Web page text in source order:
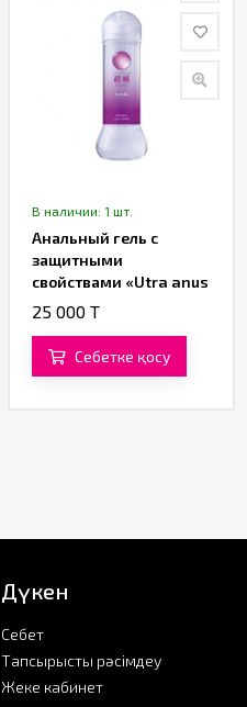
В наличии: 1 шт.
Анальный гель с
защитными
свойствами «Utra anus
protection» от «BIJOND»
25 000 T
Себетке қосу
Дүкен
Себет
Тапсырысты рәсімдеу
Жеке кабинет